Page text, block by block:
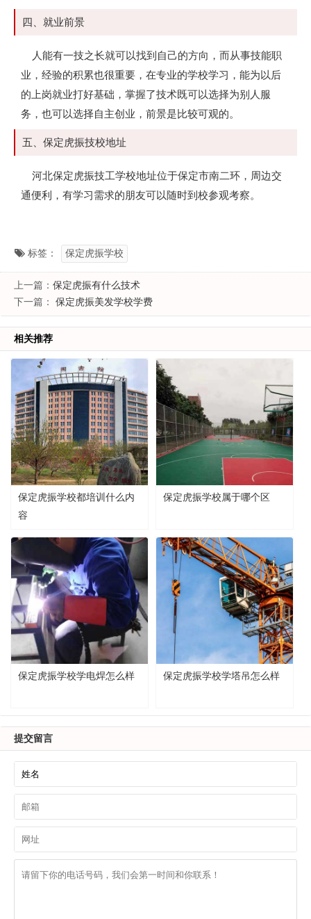
四、就业前景
人能有一技之长就可以找到自己的方向，而从事技能职
业，经验的积累也很重要，在专业的学校学习，能为以后
的上岗就业打好基础，掌握了技术既可以选择为别人服
务，也可以选择自主创业，前景是比较可观的。
五、保定虎振技校地址
河北保定虎振技工学校地址位于保定市南二环，周边交
通便利，有学习需求的朋友可以随时到校参观考察。
标签： 保定虎振学校
上一篇： 保定虎振有什么技术
下一篇：
保定虎振美发学校学费
相关推荐
保定虎振学校都培训什么内
容
保定虎振学校属于哪个区
保定虎振学校学电焊怎么样 保定虎振学校学塔吊怎么样
提交留言